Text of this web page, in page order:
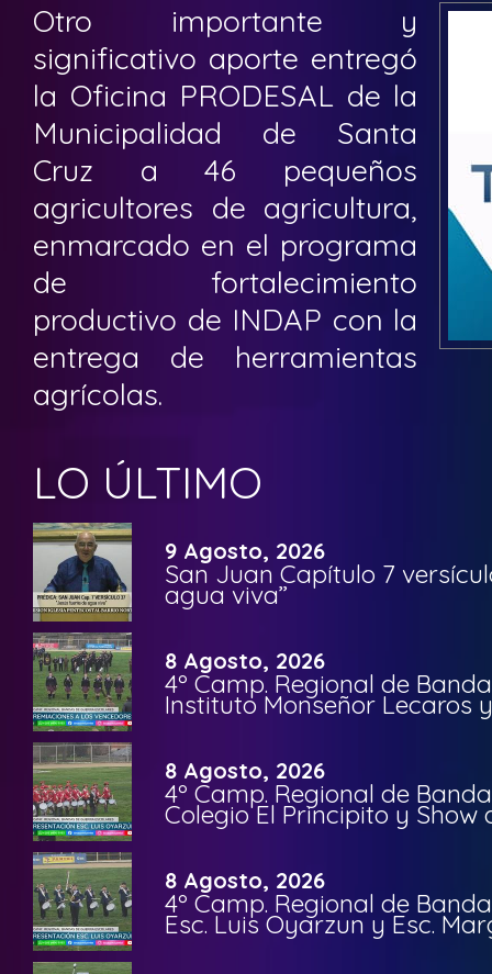
Otro importante y
significativo aporte entregó
la Oficina PRODESAL de la
Municipalidad de Santa
Cruz a 46 pequeños
agricultores de agricultura,
enmarcado en el programa
de fortalecimiento
productivo de INDAP con la
entrega de herramientas
agrícolas.
LO ÚLTIMO
9 Agosto, 2026
San Juan Capítulo 7
agua viva”
8 Agosto, 2026
4º Camp. Regional de
Instituto Monseñor Lecaros
8 Agosto, 2026
4º Camp. Regional de
Colegio El Principito y Show
8 Agosto, 2026
4º Camp. Regional de
Esc. Luis Oyarzun y Esc.